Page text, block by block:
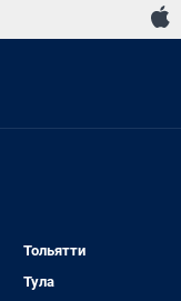
Тольятти
Тула